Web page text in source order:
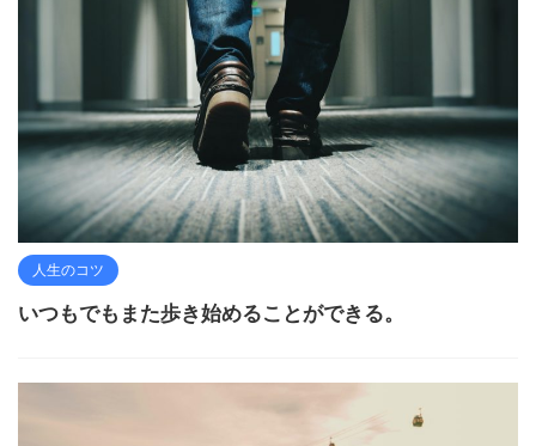
人生のコツ
いつもでもまた歩き始めることができる。